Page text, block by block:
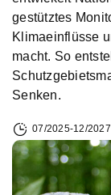
gestütztes
Klimaeinflüsse
macht. So
Senken.
07/2025-12/2027